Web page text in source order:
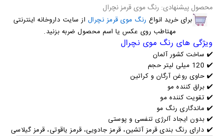
محصول پیشنهادی: رنگ موی قرمز نچرال
برای خرید انواع رنگ موی قرمز نچرال از سایت داروخانه اینترنتی
مهتاطب روی عکس یا اسم محصول ضربه بزنید.
ویژگی های رنگ موی نچرال
✔️ ساخت کشور آلمان
✔️ 120 میلی لیتر حجم
✔️ حاوی روغن آرگان و کراتین
✔️ براق کننده مو
✔️ تقویت کننده مو
✔️ ماندگاری رنگ مو
✔️ بدون ایجاد آلرژی تنفسی و پوستی
✔️ دارای رنگ بندی قرمز آتشین، قرمز جادویی، قرمز یاقوتی، قرمز گیلاسی